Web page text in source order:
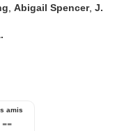
,Abigail Spencer,J.
amis
--